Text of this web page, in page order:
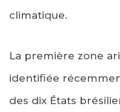
climatique.
La première zone
identifiée
des dix États